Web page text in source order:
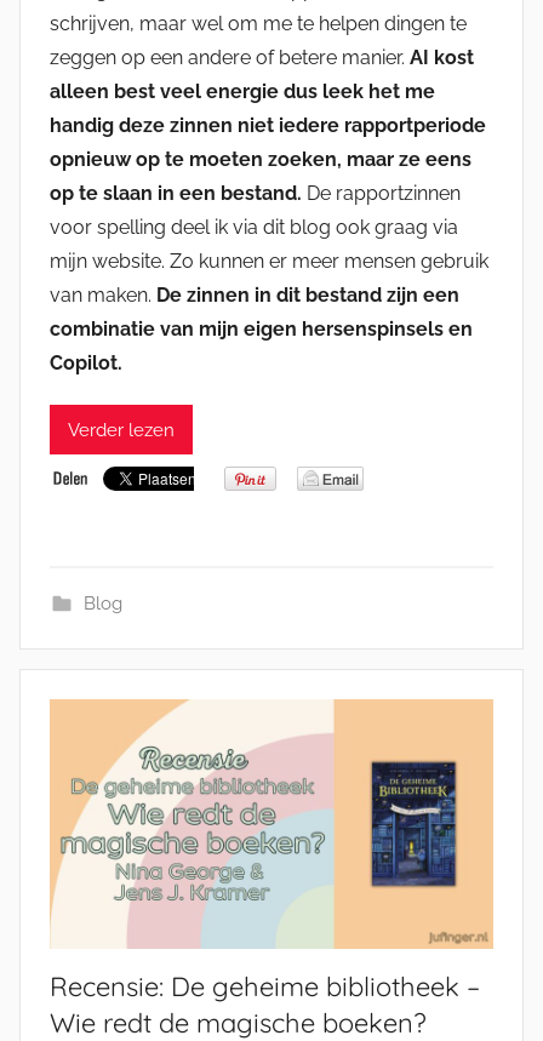
schrijven, maar wel om me te helpen dingen te
zeggen op een andere of betere manier. AI kost
alleen best veel energie dus leek het me
handig deze zinnen niet iedere rapportperiode
opnieuw op te moeten zoeken, maar ze eens
op te slaan in een bestand. De rapportzinnen
voor spelling deel ik via dit blog ook graag via
mijn website. Zo kunnen er meer mensen gebruik
van maken. De zinnen in dit bestand zijn een
combinatie van mijn eigen hersenspinsels en
Copilot.
Verder lezen
Blog
Recensie: De geheime bibliotheek –
Wie redt de magische boeken?